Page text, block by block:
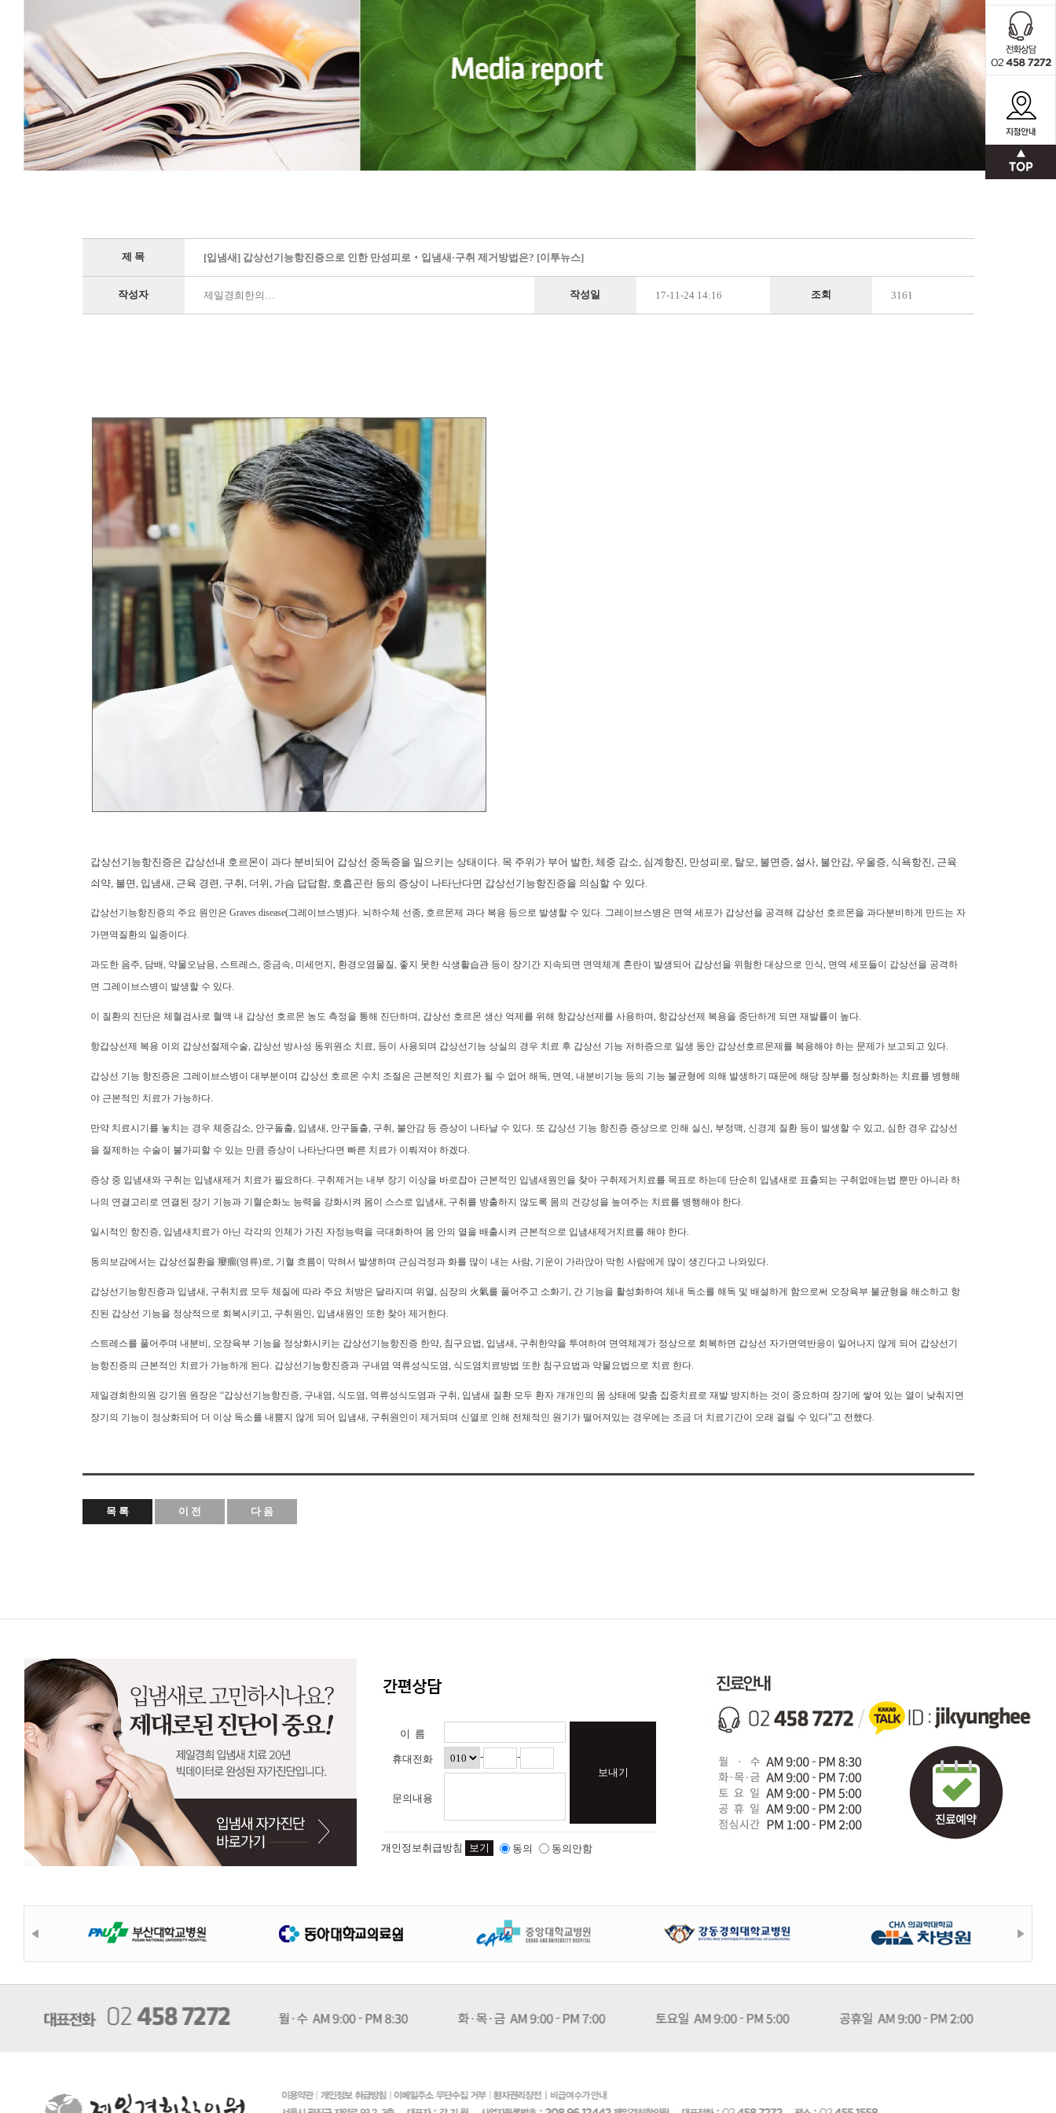
제 목 [입냄새] 갑상선기능항진증으로 인한 만성피로‧입냄새·구취 제거방법은? [이투뉴스]
작성자 제일경희한의… 작성일 17-11-24 14:16 조회 3161
갑상선기능항진증은 갑상선내 호르몬이 과다 분비되어 갑상선 중독증을 일으키는 상태이다. 목 주위가 부어 발한, 체중 감소, 심계항진, 만성피로, 탈모, 불면증, 설사, 불안감, 우울증, 식욕항진, 근육
쇠약, 불면, 입냄새, 근육 경련, 구취, 더위, 가슴 답답함, 호흡곤란 등의 증상이 나타난다면 갑상선기능항진증을 의심할 수 있다.
갑상선기능항진증의 주요 원인은 Graves disease(그레이브스병)다. 뇌하수체 선종, 호르몬제 과다 복용 등으로 발생할 수 있다. 그레이브스병은 면역 세포가 갑상선을 공격해 갑상선 호르몬을 과다분비하게 만드는 자
가면역질환의 일종이다.
과도한 음주, 담배, 약물오남용, 스트레스, 중금속, 미세먼지, 환경오염물질, 좋지 못한 식생활습관 등이 장기간 지속되면 면역체계 혼란이 발생되어 갑상선을 위험한 대상으로 인식, 면역 세포들이 갑상선을 공격하
면 그레이브스병이 발생할 수 있다.
이 질환의 진단은 체혈검사로 혈액 내 갑상선 호르몬 농도 측정을 통해 진단하며, 갑상선 호르몬 생산 억제를 위해 항갑상선제를 사용하며, 항갑상선제 복용을 중단하게 되면 재발률이 높다.
항갑상선제 복용 이외 갑상선절제수술, 갑상선 방사성 동위원소 치료, 등이 사용되며 갑상선기능 상실의 경우 치료 후 갑상선 기능 저하증으로 일생 동안 갑상선호르몬제를 복용해야 하는 문제가 보고되고 있다.
갑상선 기능 항진증은 그레이브스병이 대부분이며 갑상선 호르몬 수치 조절은 근본적인 치료가 될 수 없어 해독, 면역, 내분비기능 등의 기능 불균형에 의해 발생하기 때문에 해당 장부를 정상화하는 치료를 병행해
야 근본적인 치료가 가능하다.
만약 치료시기를 놓치는 경우 체중감소, 안구돌출, 입냄새, 안구돌출, 구취, 불안감 등 증상이 나타날 수 있다. 또 갑상선 기능 항진증 증상으로 인해 실신, 부정맥, 신경계 질환 등이 발생할 수 있고, 심한 경우 갑상선
을 절제하는 수술이 불가피할 수 있는 만큼 증상이 나타난다면 빠른 치료가 이뤄져야 하겠다.
증상 중 입냄새와 구취는 입냄새제거 치료가 필요하다. 구취제거는 내부 장기 이상을 바로잡아 근본적인 입냄새원인을 찾아 구취제거치료를 목표로 하는데 단순히 입냄새로 표출되는 구취없애는법 뿐만 아니라 하
나의 연결고리로 연결된 장기 기능과 기혈순화노 능력을 강화시켜 몸이 스스로 입냄새, 구취를 방출하지 않도록 몸의 건강성을 높여주는 치료를 병행해야 한다.
일시적인 항진증, 입냄새치료가 아닌 각각의 인체가 가진 자정능력을 극대화하여 몸 안의 열을 배출시켜 근본적으로 입냄새제거치료를 해야 한다.
동의보감에서는 갑상선질환을 癭瘤(영류)로, 기혈 흐름이 막혀서 발생하며 근심걱정과 화를 많이 내는 사람, 기운이 가라앉아 막힌 사람에게 많이 생긴다고 나와있다.
갑상선기능항진증과 입냄새, 구취치료 모두 체질에 따라 주요 처방은 달라지며 위열, 심장의 火氣를 풀어주고 소화기, 간 기능을 활성화하여 체내 독소를 해독 및 배설하게 함으로써 오장육부 불균형을 해소하고 항
진된 갑상선 기능을 정상적으로 회복시키고, 구취원인, 입냄새원인 또한 찾아 제거한다.
스트레스를 풀어주며 내분비, 오장육부 기능을 정상화시키는 갑상선기능항진증 한약, 침구요법, 입냄새, 구취한약을 투여하여 면역체계가 정상으로 회복하면 갑상선 자가면역반응이 일어나지 않게 되어 갑상선기
능항진증의 근본적인 치료가 가능하게 된다. 갑상선기능항진증과 구내염 역류성식도염, 식도염치료방법 또한 침구요법과 약물요법으로 치료 한다.
제일경희한의원 강기원 원장은 “갑상선기능항진증, 구내염, 식도염, 역류성식도염과 구취, 입냄새 질환 모두 환자 개개인의 몸 상태에 맞춤 집중치료로 재발 방지하는 것이 중요하며 장기에 쌓여 있는 열이 낮춰지면
장기의 기능이 정상화되어 더 이상 독소를 내뿜지 않게 되어 입냄새, 구취원인이 제거되며 신열로 인해 전체적인 원기가 떨어져있는 경우에는 조금 더 치료기간이 오래 걸릴 수 있다”고 전했다.
목 록 이 전 다 음
이 름
휴대전화 - -
문의내용
보내기
개인정보취급방침 보기 동의 동의안함